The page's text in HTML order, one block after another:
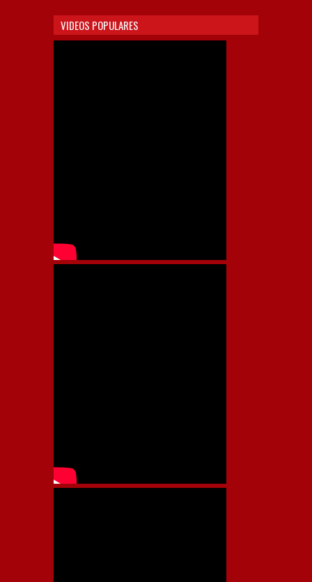
VIDEOS POPULARES